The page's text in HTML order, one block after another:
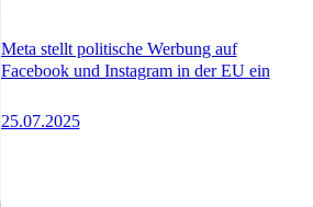
Meta stellt politische Werbung auf
Facebook und Instagram in der EU ein
25.07.2025